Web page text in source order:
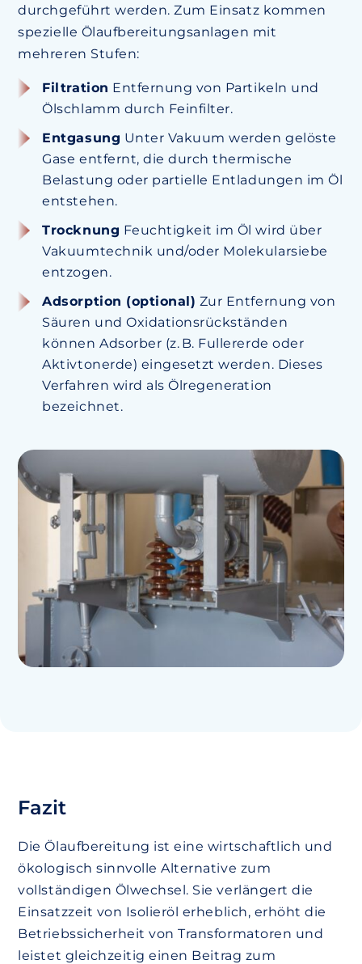
durchgeführt werden. Zum Einsatz kommen
spezielle Ölaufbereitungsanlagen mit
mehreren Stufen:
Filtration Entfernung von Partikeln und
Ölschlamm durch Feinfilter.
Entgasung Unter Vakuum werden gelöste
Gase entfernt, die durch thermische
Belastung oder partielle Entladungen im Öl
entstehen.
Trocknung Feuchtigkeit im Öl wird über
Vakuumtechnik und/oder Molekularsiebe
entzogen.
Adsorption (optional) Zur Entfernung von
Säuren und Oxidationsrückständen
können Adsorber (z. B. Fullererde oder
Aktivtonerde) eingesetzt werden. Dieses
Verfahren wird als Ölregeneration
bezeichnet.
Fazit
Die Ölaufbereitung ist eine wirtschaftlich und
ökologisch sinnvolle Alternative zum
vollständigen Ölwechsel. Sie verlängert die
Einsatzzeit von Isolieröl erheblich, erhöht die
Betriebssicherheit von Transformatoren und
leistet gleichzeitig einen Beitrag zum